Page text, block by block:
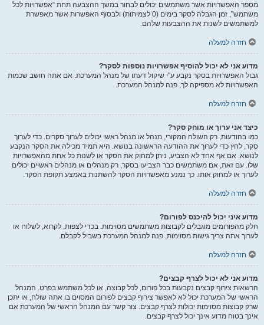
מספר האפשרויות אשר משתמשים יכולים לבחור במשך ההצבעה תחת “אפשרויות לכל
משתמש”, זמן הגבלה לסקר בימים (0 לצמיתות) ולבסוף האפשרות אשר מאפשרת
למשתמשים לשנות את ההצבעות שלהם.
חזרה למעלה
מדוע אני לא יכול להוסיף אפשרויות נוספות לסקר?
גבול האפשרויות בסקר נקבע ע"י שיקול דעתו של מנהל המערכת. אם אתה חושב שכמות
האפשרויות לא מספיקה לך, פנה למנהל המערכת.
חזרה למעלה
כיצד אני ערוך או מוחק סקר?
כמו בהודעות, רק השולח המקורי, מנהל או מנהל ראשי יכולים לערוך סקרים. כדי לערוך
סקר, לחץ כדי לערוך את ההודעה הראשונה בנושא. היא תמיד מכילה את הסקר הנקבע
לנושא. אם אף אחד לא הצביע, ניתן למחוק את הסקר או לשנות כל אחת מהאפשרויות
שלו. עם זאת, אם משתמשים כבר הצביעו בסקר, רק מנהלים או מנהלים ראשיים יכולים
לערוך או למחוק אותו. כך נמנע מאפשרויות הסקר להשתנות באמצע תקופת הסקר.
חזרה למעלה
מדוע איני יכול להיכנס לפורום?
חלק מהפורומים מוגבלים לקבוצות משתמשים מסוימות. בכדי לצפות, לקרוא, לשלוח או
לערוך אתה צריך גישות מסוימות, פנה למנהל המערכת בשביל לקבלם.
חזרה למעלה
מדוע אני לא יכול לצרף קבצים?
הרשאות צירוף קבצים נקבעות בכל פורום, לכל קבוצה, או לכל משתמש בפרט. המנהל
הראשי של המערכת יכול לא לאפשר צירוף קבצים לפורום המסוים בו אתה שולח, או יתכן
שרק קבוצות מסוימות יכולות לצרף קבצים. צור קשר עם המנהל הראשי של המערכת אם
אינך בטוח מדוע אינך יכול לצרף קבצים.